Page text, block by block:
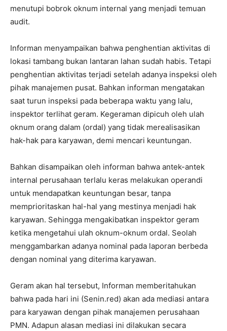
menutupi bobrok oknum internal yang menjadi temuan
audit.
Informan menyampaikan bahwa penghentian aktivitas di
lokasi tambang bukan lantaran lahan sudah habis. Tetapi
penghentian aktivitas terjadi setelah adanya inspeksi oleh
pihak manajemen pusat. Bahkan informan mengatakan
saat turun inspeksi pada beberapa waktu yang lalu,
inspektor terlihat geram. Kegeraman dipicuh oleh ulah
oknum orang dalam (ordal) yang tidak merealisasikan
hak-hak para karyawan, demi mencari keuntungan.
Bahkan disampaikan oleh informan bahwa antek-antek
internal perusahaan terlalu keras melakukan operandi
untuk mendapatkan keuntungan besar, tanpa
memprioritaskan hal-hal yang mestinya menjadi hak
karyawan. Sehingga mengakibatkan inspektor geram
ketika mengetahui ulah oknum-oknum ordal. Seolah
menggambarkan adanya nominal pada laporan berbeda
dengan nominal yang diterima karyawan.
Geram akan hal tersebut, Informan memberitahukan
bahwa pada hari ini (Senin.red) akan ada mediasi antara
para karyawan dengan pihak manajemen perusahaan
PMN. Adapun alasan mediasi ini dilakukan secara